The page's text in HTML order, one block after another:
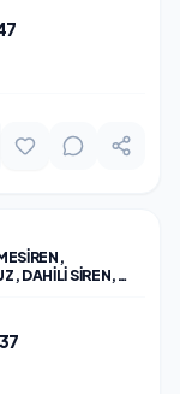
DAHILI SIREN,